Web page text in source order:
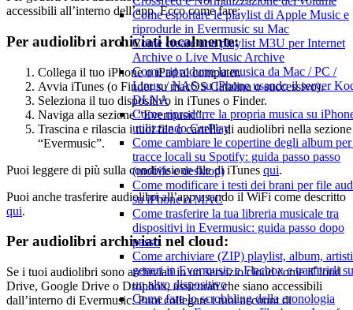
Come esportare le playlist di Apple Music e
riprodurle in Evermusic su Mac
Come creare una playlist M3U per Internet
Archive o Live Music Archive
Come riprodurre la musica da Mac / PC /
Linux / NAS su iPhone usando il server
DLNA
Come riprodurre la propria musica su
utilizzando CarPlay
Come cambiare le copertine degli album
tracce locali su Spotify: guida passo passo
(mobile e desktop)
Come modificare i testi dei brani per file
su iPhone o MAC
Come trasferire la tua libreria musicale tra
dispositivi in Evermusic: guida passo dopo
passo
Come archiviare (ZIP) playlist, album,
generi in Evermusic e Flacbox e trasferirli su
un altro dispositivo
Come fare lo scrobbling della cronologia
accessibili all’interno dell’app. Ecco come fare:
Per audiolibri archiviati localmente:
Collega il tuo iPhone o iPad al computer.
Avvia iTunes (o Finder su macOS Catalina o successivo).
Seleziona il tuo dispositivo in iTunes o Finder.
Naviga alla sezione “Evermusic”.
Trascina e rilascia i tuoi file o cartelle di audiolibri nella sezione
“Evermusic”.
Puoi leggere di più sulla condivisione file di iTunes qui.
Puoi anche trasferire audiolibri all’app usando il WiFi come descritto
qui.
Per audiolibri archiviati nel cloud:
Se i tuoi audiolibri sono archiviati in un servizio cloud come iCloud
Drive, Google Drive o Dropbox, assicurati che siano accessibili
dall’interno di Evermusic. Puoi collegare i tuoi account di